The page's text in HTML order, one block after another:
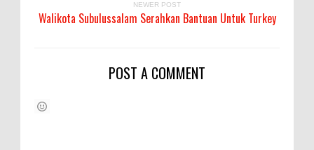
NEWER POST
Walikota Subulussalam Serahkan Bantuan Untuk Turkey
POST A COMMENT